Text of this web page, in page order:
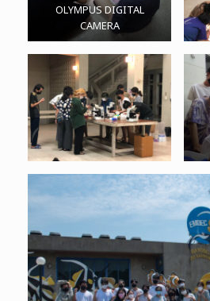
OLYMPUS DIGITAL
CAMERA